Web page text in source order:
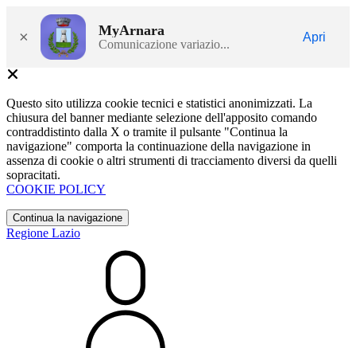
× MyArnara
Comunicazione variazio...
Apri
Questo sito utilizza cookie tecnici e statistici anonimizzati. La
chiusura del banner mediante selezione dell'apposito comando
contraddistinto dalla X o tramite il pulsante "Continua la
navigazione" comporta la continuazione della navigazione in
assenza di cookie o altri strumenti di tracciamento diversi da quelli
sopracitati.
COOKIE POLICY
Continua la navigazione
Regione Lazio